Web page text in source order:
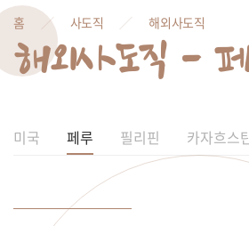
홈 사도직 해외사도직
해외사도직 -
미국 페루 필리핀 카자흐스